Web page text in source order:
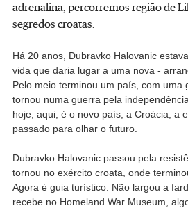
adrenalina, percorremos região de
segredos croatas.
Há 20 anos, Dubravko Halovanic
vida que daria lugar a uma nova -
Pelo meio terminou um país, com uma
tornou numa guerra pela
hoje, aqui, é o novo país, a Croácia, a
passado para olhar o futuro.
Dubravko Halovanic passou pela
tornou no exército croata, onde
Agora é guia turístico. Não largou a
recebe no Homeland War Museum,